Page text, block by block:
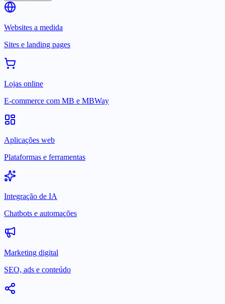
Websites a medida
Sites e landing pages
Lojas online
E-commerce com MB e MBWay
Aplicações web
Plataformas e ferramentas
Integração de IA
Chatbots e automações
Marketing digital
SEO, ads e conteúdo